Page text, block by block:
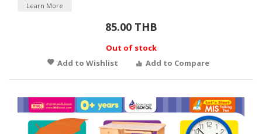
Learn More
85.00 THB
Out of stock
Add to Wishlist
Add to Compare